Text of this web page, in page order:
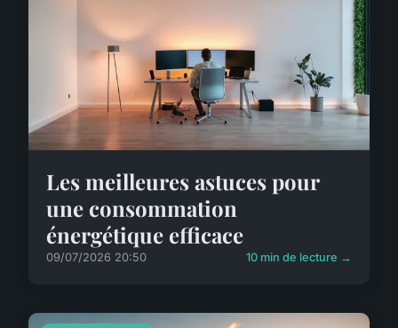
Les meilleures astuces pour
une consommation
énergétique efficace
09/07/2026 20:50 10 min de lecture →